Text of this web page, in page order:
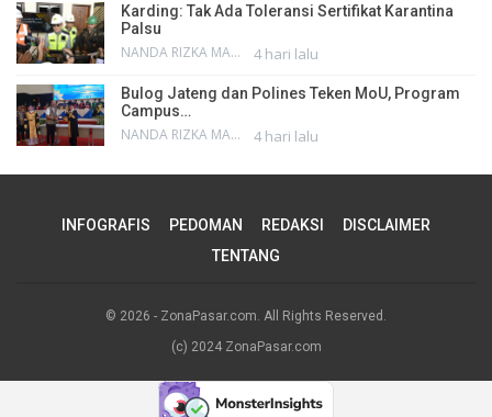
Karding: Tak Ada Toleransi Sertifikat Karantina
Palsu
NANDA RIZKA MAHENDRA 4 hari lalu
Bulog Jateng dan Polines Teken MoU, Program
Campus…
NANDA RIZKA MAHENDRA 4 hari lalu
INFOGRAFIS PEDOMAN REDAKSI
DISCLAIMER
TENTANG
© 2026 - ZonaPasar.com. All Rights Reserved.
(c) 2024 ZonaPasar.com